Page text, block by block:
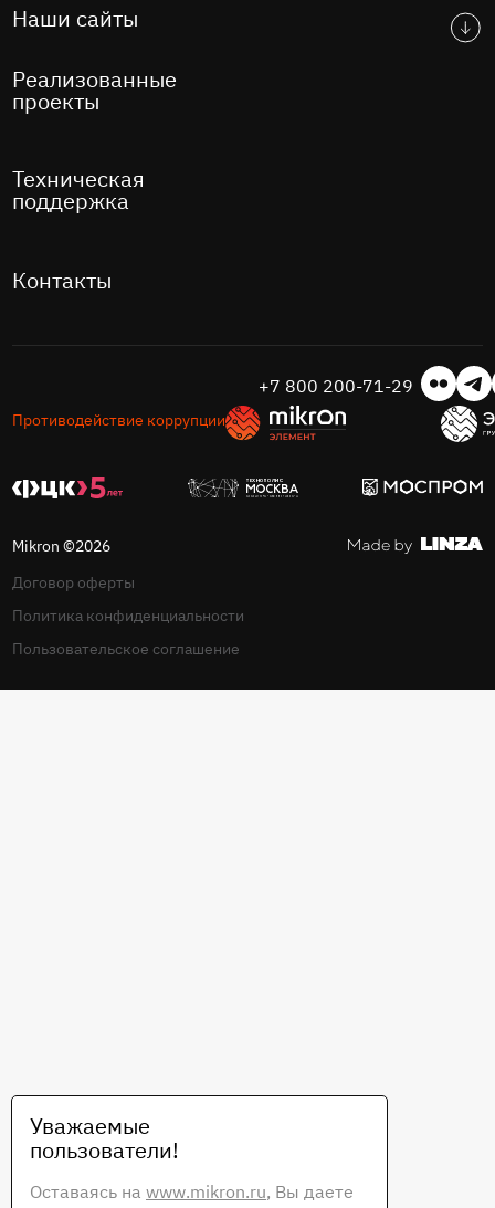
Наши сайты
Реализованные
проекты
Техническая
поддержка
Контакты
Противодействие коррупции
+7 800 200-71-29
Mikron ©2026
Договор оферты
Политика конфиденциальности
Пользовательское соглашение
Уважаемые
пользователи!
Оставаясь на www.mikron.ru, Вы даете